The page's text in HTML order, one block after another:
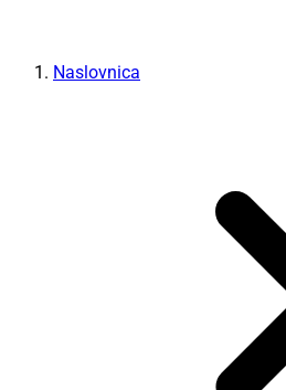
Naslovnica